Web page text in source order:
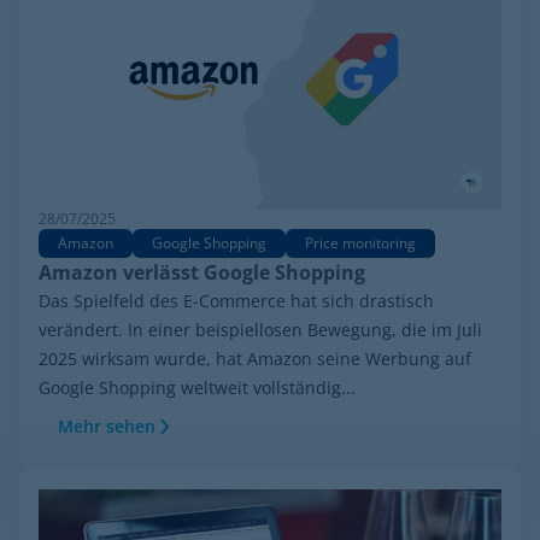
28/07/2025
Amazon
Google Shopping Price monitoring
Amazon verlässt Google Shopping
Das Spielfeld des E-Commerce hat sich drastisch
verändert. In einer beispiellosen Bewegung, die im Juli
2025 wirksam wurde, hat Amazon seine Werbung auf
Google Shopping weltweit vollständig...
Mehr sehen